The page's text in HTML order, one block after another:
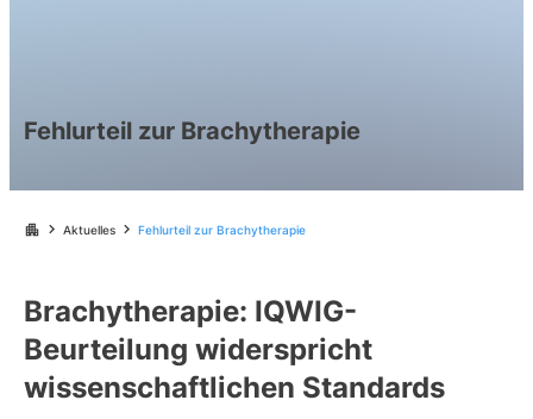
Fehlurteil zur Brachytherapie
apartment chevron_right Aktuelles chevron_right Fehlurteil zur Brachytherapie
Brachytherapie: IQWIG-
Beurteilung widerspricht
wissenschaftlichen Standards